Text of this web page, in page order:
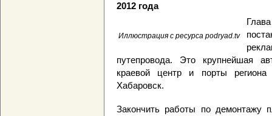
2012 года
Иллюстрация с ресурса podryad.tv
путепровода. Это крупнейшая
краевой центр и порты
Хабаровск.
Закончить работы по демонтажу